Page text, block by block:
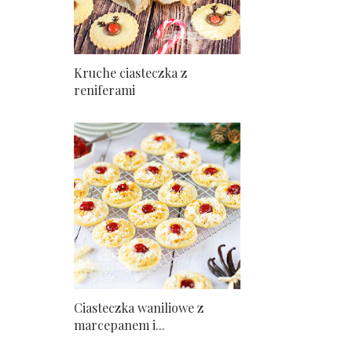
Kruche ciasteczka z
reniferami
Ciasteczka waniliowe z
marcepanem i...